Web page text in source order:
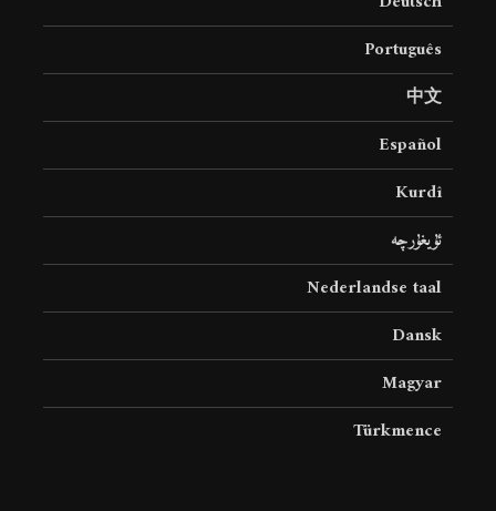
Português
中文
Español
Kurdî
ئۇيغۇرچە
Nederlandse taal
Dansk
Magyar
Türkmence